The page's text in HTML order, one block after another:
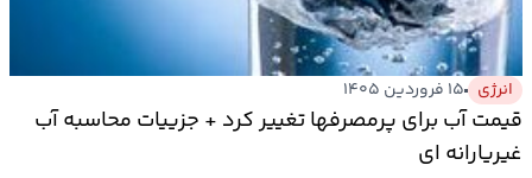
خودرو
عمومی
نوتیف
انرژی ۱۵ فروردین ۱۴۰۵
قیمت آب برای پرمصرفها تغییر کرد + جزییات محاسبه آب
غیریارانه ای